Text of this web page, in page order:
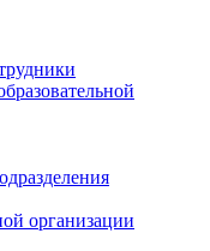
организации